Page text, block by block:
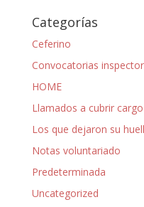
Categorías
Ceferino
Convocatorias
HOME
Llamados a cubrir cargo
Los que dejaron su
Notas voluntariado
Predeterminada
Uncategorized